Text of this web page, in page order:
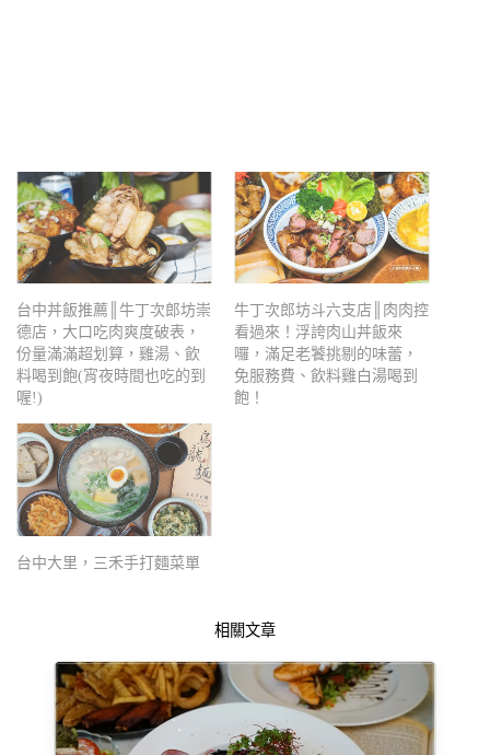
台中丼飯推薦║牛丁次郎坊崇
德店，大口吃肉爽度破表，
份量滿滿超划算，雞湯、飲
料喝到飽(宵夜時間也吃的到
喔!)
牛丁次郎坊斗六支店║肉肉控
看過來！浮誇肉山丼飯來
囉，滿足老饕挑剔的味蕾，
免服務費、飲料雞白湯喝到
飽！
台中大里，三禾手打麵菜單
相關文章